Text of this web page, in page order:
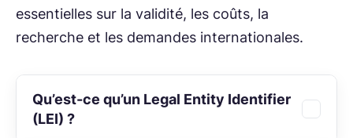
essentielles sur la validité, les coûts, la
recherche et les demandes internationales.
Qu’est-ce qu’un Legal Entity Identifier
(LEI) ?